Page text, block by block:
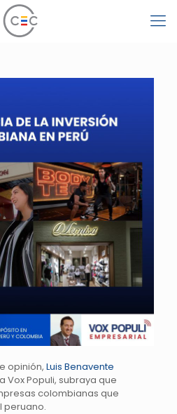
opinión, Luis Benavente
Vox Populi, subraya que
colombianas que
peruano.